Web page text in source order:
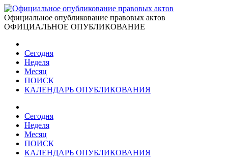
Официальное опубликование правовых актов
ОФИЦИАЛЬНОЕ ОПУБЛИКОВАНИЕ
Сегодня
Неделя
Месяц
ПОИСК
КАЛЕНДАРЬ ОПУБЛИКОВАНИЯ
Сегодня
Неделя
Месяц
ПОИСК
КАЛЕНДАРЬ ОПУБЛИКОВАНИЯ